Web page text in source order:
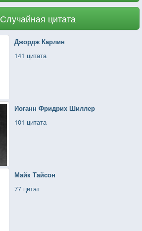
Случайная цитата
Джордж Карлин
141 цитата
Иоганн Фридрих Шиллер
101 цитата
Майк Тайсон
77 цитат